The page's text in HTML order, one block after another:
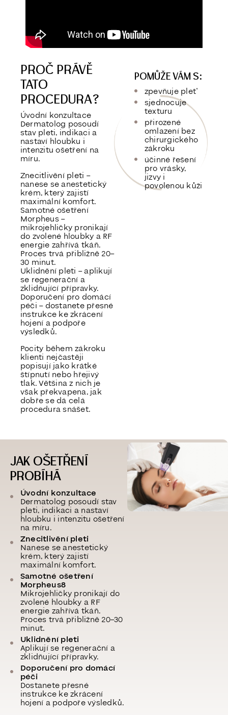
PROČ PRÁVĚ
TATO
PROCEDURA?
Úvodní konzultace
Dermatolog posoudí
stav pleti, indikaci a
nastaví hloubku i
intenzitu ošetření na
míru.
Znecitlivění pleti –
nanese se anestetický
krém, který zajistí
maximální komfort.
Samotné ošetření
Morpheus –
mikrojehličky pronikají
do zvolené hloubky a RF
energie zahřívá tkáň.
Proces trvá přibližně 20–
30 minut.
Uklidnění pleti – aplikují
se regenerační a
zklidňující přípravky.
Doporučení pro domácí
péči – dostanete přesné
instrukce ke zkrácení
hojení a podpoře
výsledků.
Pocity během zákroku
klienti nejčastěji
popisují jako krátké
štípnutí nebo hřejivý
tlak. Většina z nich je
však překvapena, jak
dobře se dá celá
procedura snášet.
POMŮŽE VÁM S:
zpevňuje pleť
sjednocuje
texturu
přirozené
omlazení bez
chirurgického
zákroku
účinné řešení
pro vrásky,
jizvy i
povolenou kůži
JAK OŠETŘENÍ
PROBÍHÁ
Úvodní konzultace
Dermatolog posoudí stav
pleti, indikaci a nastaví
hloubku i intenzitu ošetření
na míru.
Znecitlivění pleti
Nanese se anestetický
krém, který zajistí
maximální komfort.
Samotné ošetření
Morpheus8
Mikrojehličky pronikají do
zvolené hloubky a RF
energie zahřívá tkáň.
Proces trvá přibližně 20–30
minut.
Uklidnění pleti
Aplikují se regenerační a
zklidňující přípravky.
Doporučení pro domácí
péči
Dostanete přesné
instrukce ke zkrácení
hojení a podpoře výsledků.